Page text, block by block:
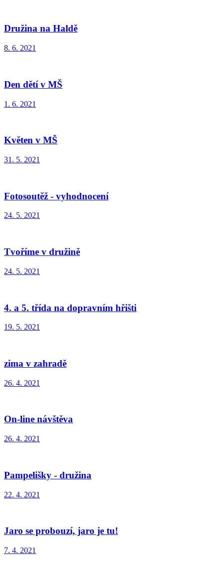
Družina na Haldě
8. 6. 2021
Den dětí v MŠ
1. 6. 2021
Květen v MŠ
31. 5. 2021
Fotosoutěž - vyhodnocení
24. 5. 2021
Tvoříme v družině
24. 5. 2021
4. a 5. třída na dopravním hřišti
19. 5. 2021
zima v zahradě
26. 4. 2021
On-line návštěva
26. 4. 2021
Pampelišky - družina
22. 4. 2021
Jaro se probouzí, jaro je tu!
7. 4. 2021